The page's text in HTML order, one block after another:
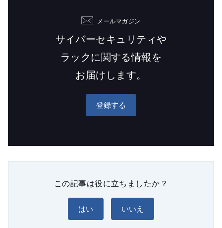
メールマガジン
サイバーセキュリティや
ラックに関する情報を
お届けします。
登録する
この記事は役に立ちましたか？
はい いいえ